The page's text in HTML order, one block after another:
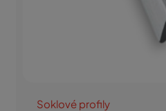
Soklové profily